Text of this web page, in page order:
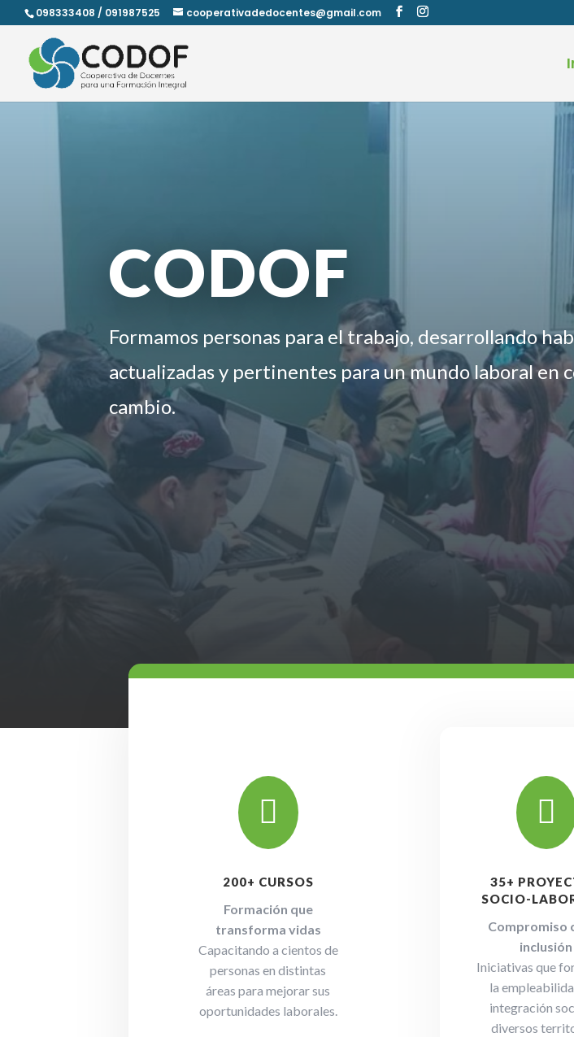
098333408 / 091987525 cooperativadedocentes@gmail.com
CODOF
Formamos personas para el trabajo, desarrollando
actualizadas y pertinentes para un mundo laboral en
cambio.

200+ CURSOS
Formación que
transforma vidas
Capacitando a cientos de
personas en distintas
áreas para mejorar sus
oportunidades laborales.

35+
SOCIO-
Compromiso
inclusión
Iniciativas que
la
integración
diversos